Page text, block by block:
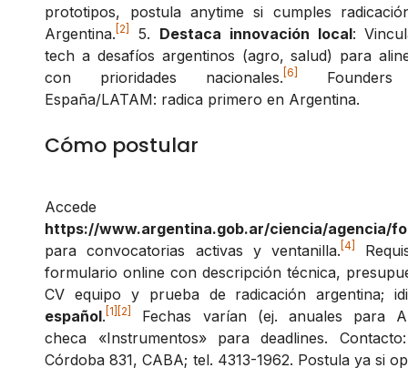
prototipos, postula anytime si cumples
Argentina. [2] 5. Destaca innovación local:
tech a desafíos argentinos (agro, salud) para
con prioridades nacionales. [6]
España/LATAM: radica primero en Argentina.
Cómo postular
Accede
https://www.argentina.gob.ar/ciencia/agencia/
para convocatorias activas y ventanilla. [4]
formulario online con descripción técnica,
CV equipo y prueba de radicación argentina;
español. [1] [2]
Fechas varían (ej. anuales para
checa «Instrumentos» para deadlines.
Córdoba 831, CABA; tel. 4313-1962. Postula ya si